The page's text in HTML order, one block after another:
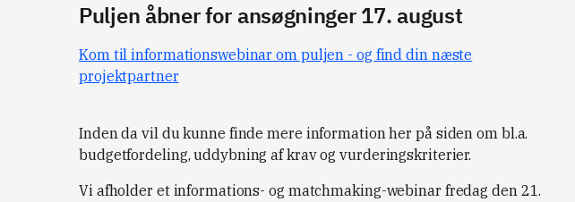
Puljen åbner for ansøgninger 17. august
Kom til informationswebinar om puljen - og find din næste
projektpartner
Inden da vil du kunne finde mere information her på siden om bl.a.
budgetfordeling, uddybning af krav og vurderingskriterier.
Vi afholder et informations- og matchmaking-webinar fredag den 21.